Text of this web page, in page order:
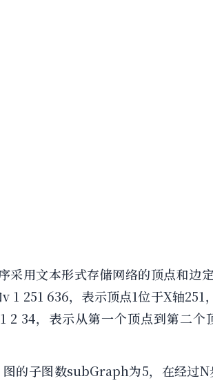
采用文本形式存储网络的顶点和边
251 636，表示顶点1位于X轴251
34，表示从第一个顶点到第二个
的子图数subGraph为5，在经过N